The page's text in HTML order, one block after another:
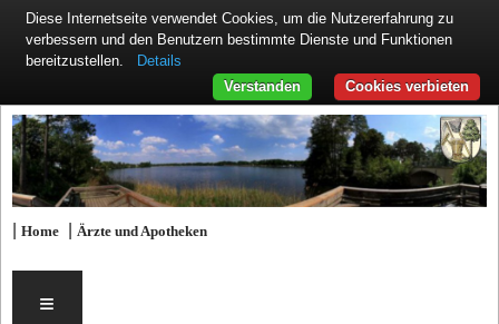
|Home |Ärzte und Apotheken
≡
Diese Internetseite verwendet Cookies, um die Nutzererfahrung zu
verbessern und den Benutzern bestimmte Dienste und Funktionen
bereitzustellen.
Details
Cookies verbieten
Verstanden